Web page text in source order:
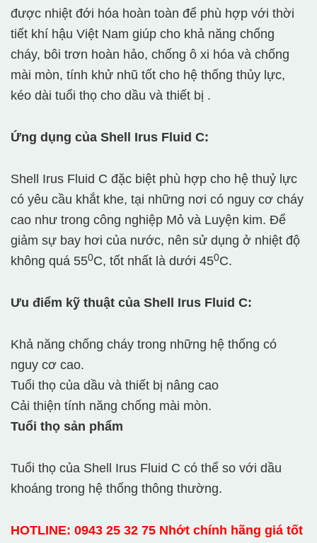
được nhiệt đới hóa hoàn toàn để phù hợp với thời
tiết khí hậu Việt Nam giúp cho khả năng chống
cháy, bôi trơn hoàn hảo, chống ô xi hóa và chống
mài mòn, tính khử nhũ tốt cho hệ thống thủy lực,
kéo dài tuổi thọ cho dầu và thiết bị .
Ứng dụng của Shell Irus Fluid C:
Shell Irus Fluid C đặc biệt phù hợp cho hệ thuỷ lực
có yêu cầu khắt khe, tại những nơi có nguy cơ cháy
cao như trong công nghiệp Mỏ và Luyện kim. Để
giảm sự bay hơi của nước, nên sử dụng ở nhiệt độ
không quá 550C, tốt nhất là dưới 450C.
Ưu điểm kỹ thuật của Shell Irus Fluid C:
Khả năng chống cháy trong những hệ thống có
nguy cơ cao.
Tuổi thọ của dầu và thiết bị nâng cao
Cải thiện tính năng chống mài mòn.
Tuổi thọ sản phẩm
Tuổi thọ của Shell Irus Fluid C có thể so với dầu
khoáng trong hệ thống thông thường.
HOTLINE: 0943 25 32 75 Nhớt chính hãng giá tốt